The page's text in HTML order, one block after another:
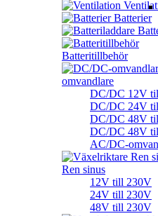
Batterier
Batteritillbehör
omvandlare
DC/DC 12V
DC/DC 24V
DC/DC 48V
DC/DC 48V
AC/DC-
Ren sinus
12V till 230V
24V till 230V
48V till 230V